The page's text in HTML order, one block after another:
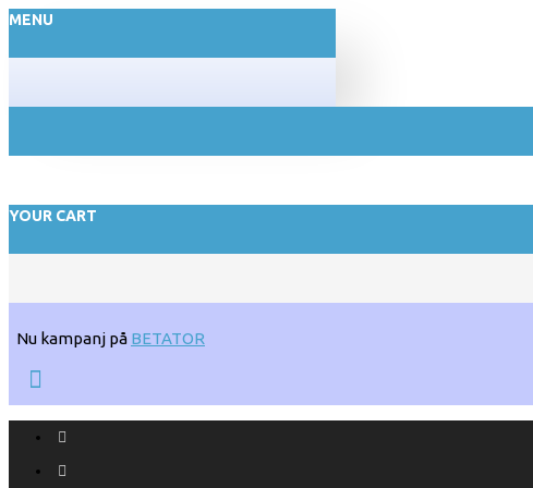
MENU
YOUR CART
Nu kampanj på BETATOR